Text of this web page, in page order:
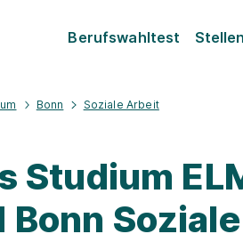
Berufswahltest
Bonn Soziale Arbeit
Studium
Bonn